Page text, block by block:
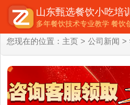
您现在的位置： 主页 > 公司新闻 >
山东甄选餐饮小吃培
多年餐饮技术专业教学 餐饮